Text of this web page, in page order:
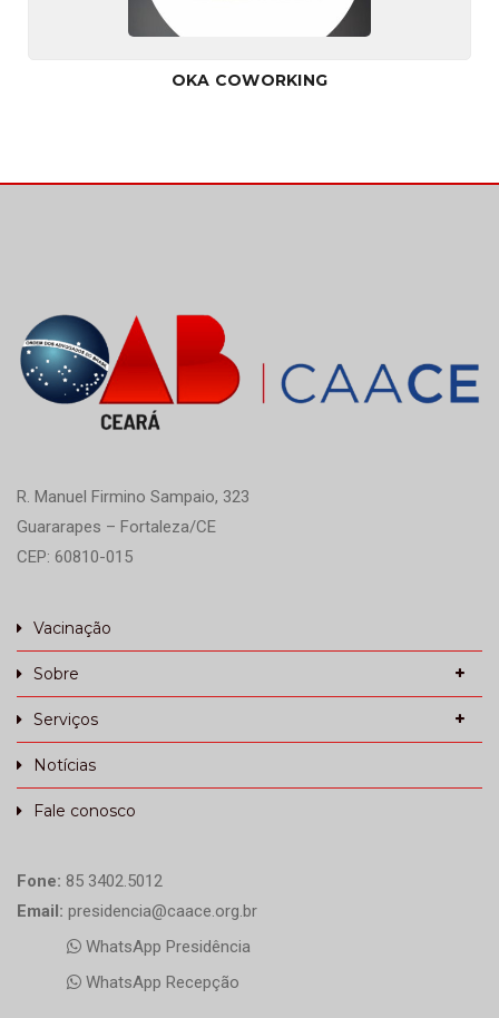
OKA COWORKING
R. Manuel Firmino Sampaio, 323
Guararapes – Fortaleza/CE
CEP: 60810-015
Vacinação
Sobre
Serviços
Notícias
Fale conosco
Fone: 85 3402.5012
Email: presidencia@caace.org.br
WhatsApp Presidência
WhatsApp Recepção